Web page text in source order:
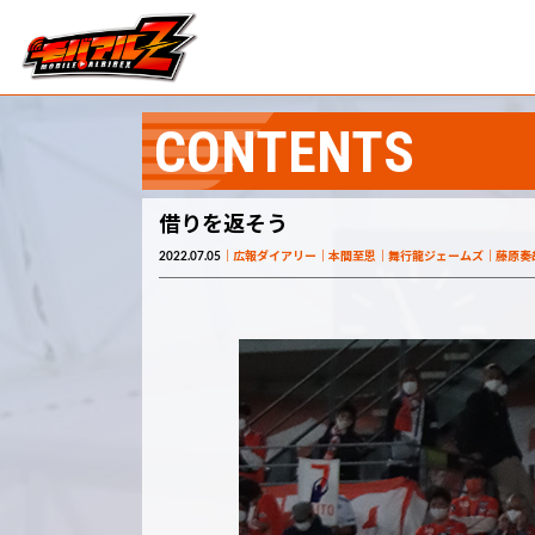
CONTENTS
借りを返そう
2022.07.05 広報ダイアリー 本間至恩 舞行龍ジェームズ 藤原奏